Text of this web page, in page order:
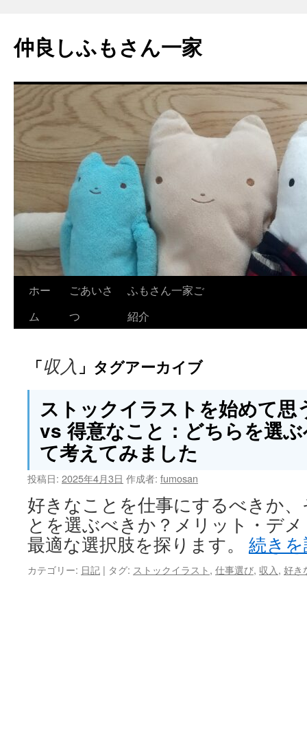
テ
ン
へ
ス
キ
ッ
仲良しふもさん一家
ホー
ム
ごあいさ
つ
ふもさん一家ご
紹介
「収入 」タグアーカイブ
ストックイラストを始めて
vs 得意なこと：どちらを選
て考えてみました
投稿日: 2025年4月3日 作成者: fumosan
好きなことを仕事にするべきか
とを選ぶべきか？メリット・デ
最適な選択肢を探ります。 続き
カテゴリー: 日記 | タグ: ストックイラスト, 仕事選び, 収入, 好き